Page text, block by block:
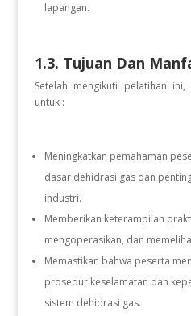
lapangan.
1.3. Tujuan Dan
Setelah mengikuti pelatihan
untuk :
Meningkatkan pemahaman
dasar dehidrasi gas dan
industri.
Memberikan keterampilan
mengoperasikan, dan
Memastikan bahwa peserta
prosedur keselamatan dan
sistem dehidrasi gas.